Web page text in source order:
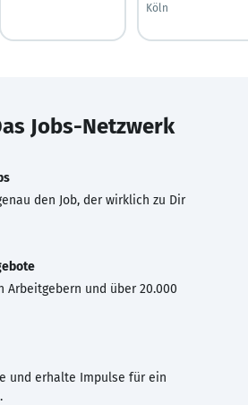
Köln
Jobs-Netzwerk
den Job, der wirklich zu Dir
Arbeitgebern und über 20.000
und erhalte Impulse für ein